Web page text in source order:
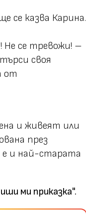
се казва Карина.
Не се тревожи! –
своя
от
и живеят или
през
е и най-старата
ми приказка".